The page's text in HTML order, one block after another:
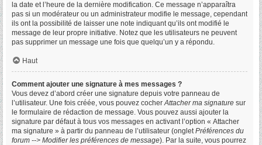
la date et l’heure de la dernière modification. Ce message n’apparaîtra
pas si un modérateur ou un administrateur modifie le message, cependant
ils ont la possibilité de laisser une note indiquant qu’ils ont modifié le
message de leur propre initiative. Notez que les utilisateurs ne peuvent
pas supprimer un message une fois que quelqu’un y a répondu.
Haut
Comment ajouter une signature à mes messages ?
Vous devez d’abord créer une signature depuis votre panneau de
l’utilisateur. Une fois créée, vous pouvez cocherAttacher ma signature sur
le formulaire de rédaction de message. Vous pouvez aussi ajouter la
signature par défaut à tous vos messages en activant l’option « Attacher
ma signature » à partir du panneau de l’utilisateur (ongletPréférences du
forum --> Modifier les préférences de message). Par la suite, vous pourrez